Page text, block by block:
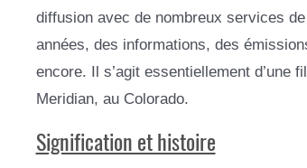
diffusion avec de nombreux services
années, des informations, des
encore. Il s’agit essentiellement d’une
Meridian, au Colorado.
Signification et histoire